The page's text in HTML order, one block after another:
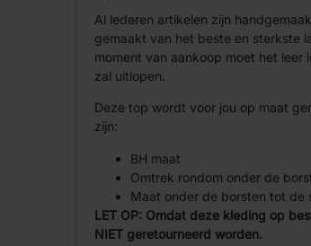
Al lederen artikelen zijn
gemaakt van het beste en sterkste
moment van aankoop moet het
zal uitlopen.
Deze top wordt voor jou op maat
zijn:
BH maat
Omtrek rondom onder de
Maat onder de borsten tot de
LET OP: Omdat deze kleding op
NIET geretourneerd worden.